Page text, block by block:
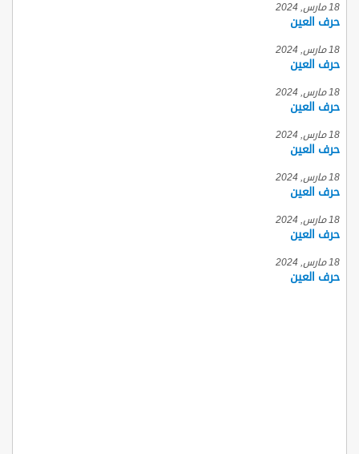
18 مارس, 2024
حرف العين
18 مارس, 2024
حرف العين
18 مارس, 2024
حرف العين
18 مارس, 2024
حرف العين
18 مارس, 2024
حرف العين
18 مارس, 2024
حرف العين
18 مارس, 2024
حرف العين